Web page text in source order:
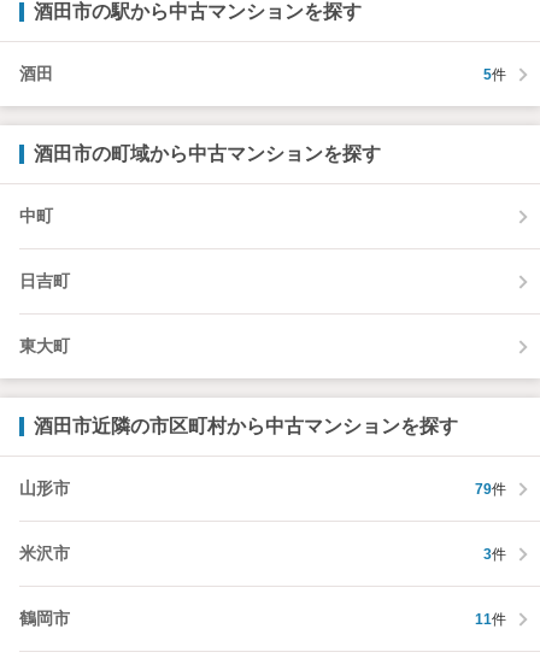
酒田市の駅から中古マンションを探す
酒田 5件
酒田市の町域から中古マンションを探す
中町
日吉町
東大町
酒田市近隣の市区町村から中古マンションを探す
山形市 79件
米沢市 3件
鶴岡市 11件